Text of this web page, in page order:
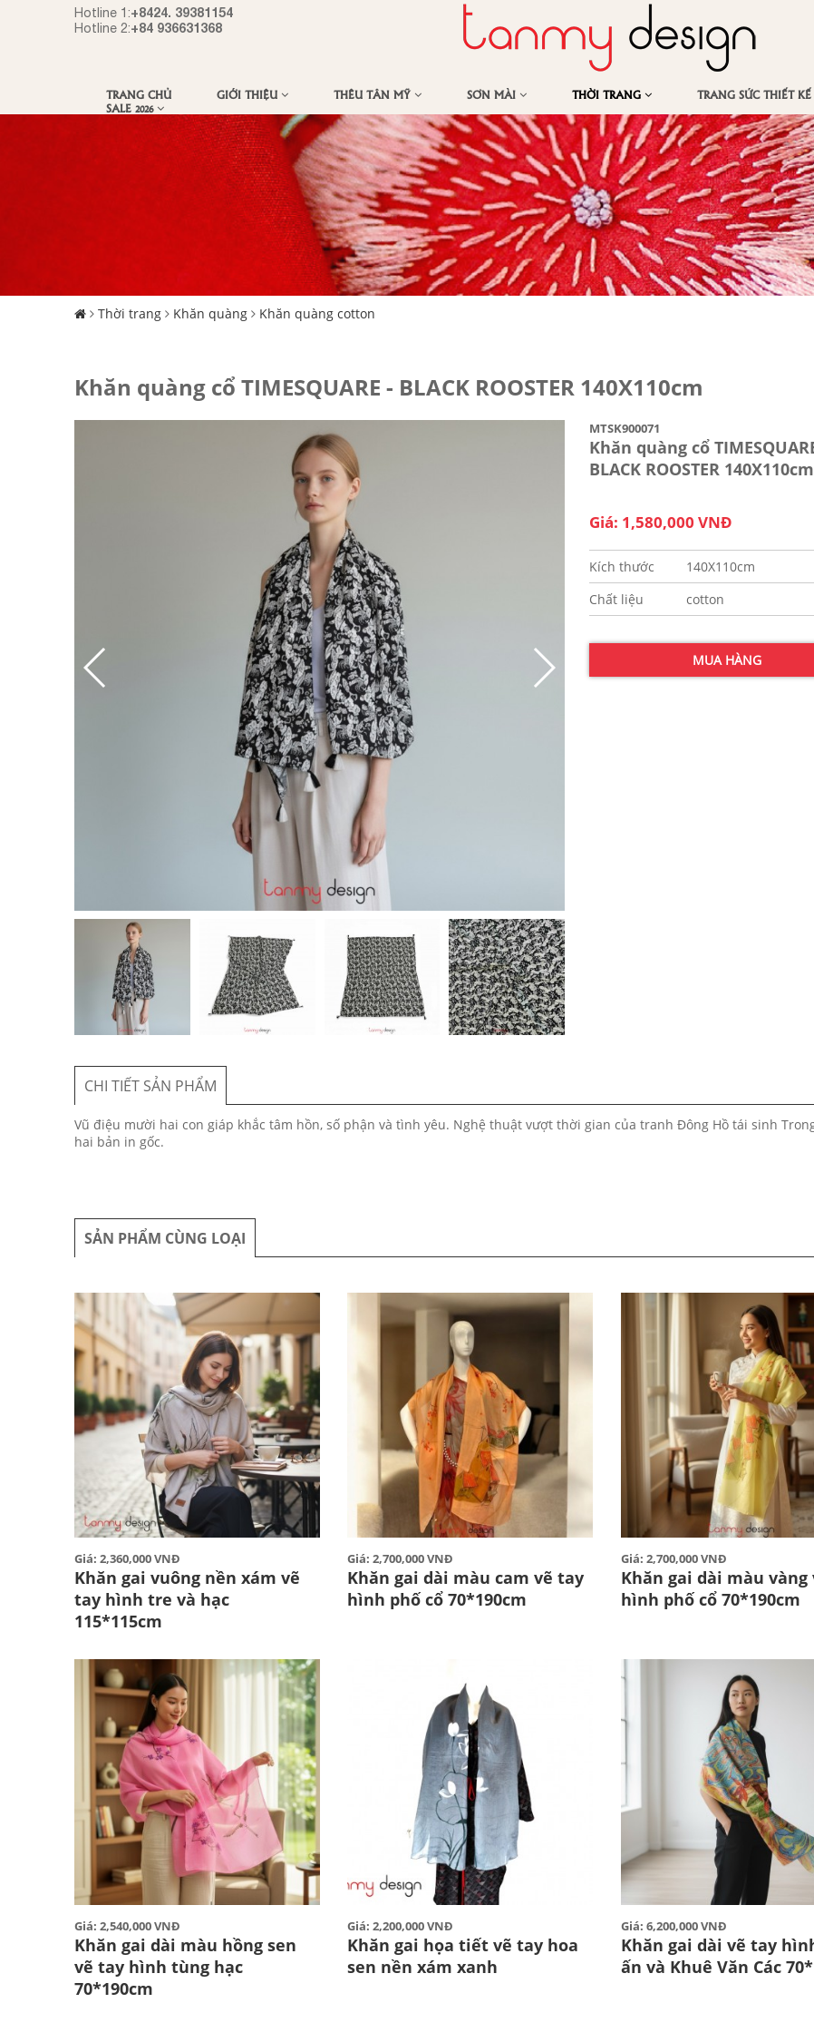
Hotline 1:+8424. 39381154
Hotline 2:+84 936631368
TRANG CHỦ GIỚI THIỆU THÊU TÂN MỸ SƠN MÀI THỜI TRANG TRANG SỨC THIẾT KẾ
SALE 2026
Thời trang Khăn quàng Khăn quàng cotton
Khăn quàng cổ TIMESQUARE - BLACK ROOSTER 140X110cm
MTSK900071
Khăn quàng cổ
BLACK ROOSTER 140X110cm
Giá: 1,580,000 VNĐ
Kích thước
140X110cm
Chất liệu
cotton
MUA HÀNG
CHI TIẾT SẢN PHẨM
Vũ điệu mười hai con giáp khắc tâm hồn, số phận và tình yêu. Nghệ thuật vượt thời gian của tranh Đông Hồ tái sinh
hai bản in gốc.
SẢN PHẨM CÙNG LOẠI
Giá: 2,360,000 VNĐ
Khăn gai vuông nền xám vẽ
tay hình tre và hạc
115*115cm
Giá: 2,700,000 VNĐ
Khăn gai dài màu cam vẽ tay
hình phố cổ 70*190cm
Giá: 2,700,000 VNĐ
Khăn gai dài màu vàng
hình phố cổ 70*190cm
Giá: 2,540,000 VNĐ
Khăn gai dài màu hồng sen
vẽ tay hình tùng hạc
70*190cm
Giá: 2,200,000 VNĐ
Khăn gai họa tiết vẽ tay hoa
sen nền xám xanh
Giá: 6,200,000 VNĐ
Khăn gai dài vẽ tay
ấn và Khuê Văn Các